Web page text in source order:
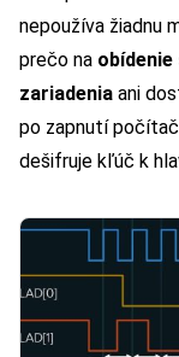
nepoužíva žiadnu
prečo na
zariadenia ani
po zapnutí
dešifruje kľúč k